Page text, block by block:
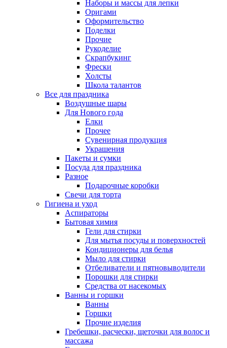
Наборы и массы для лепки
Оригами
Оформительство
Поделки
Прочие
Рукоделие
Скрапбукинг
Фрески
Холсты
Школа талантов
Все для праздника
Воздушные шары
Для Нового года
Елки
Прочее
Сувенирная продукция
Украшения
Пакеты и сумки
Посуда для праздника
Разное
Подарочные коробки
Свечи для торта
Гигиена и уход
Аспираторы
Бытовая химия
Гели для стирки
Для мытья посуды и поверхностей
Кондиционеры для белья
Мыло для стирки
Отбеливатели и пятновыводители
Порошки для стирки
Средства от насекомых
Ванны и горшки
Ванны
Горшки
Прочие изделия
Гребешки, расчески, щеточки для волос и
массажа